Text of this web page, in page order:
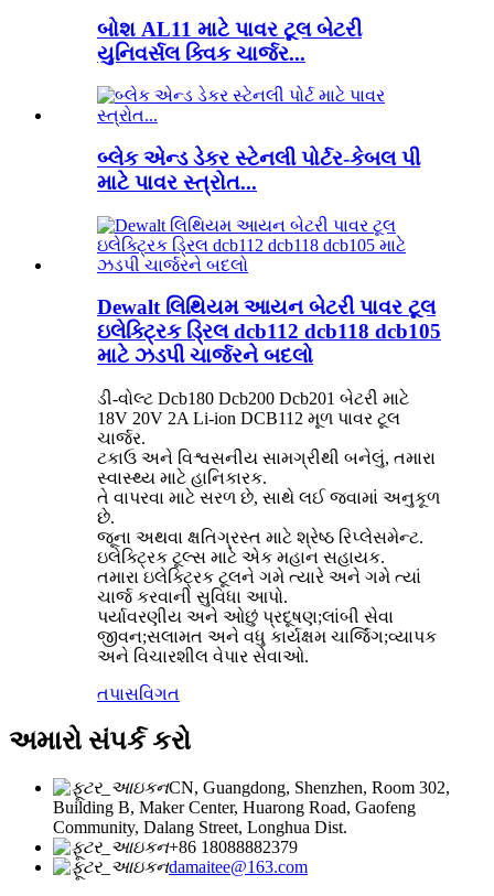
બોશ AL11 માટે પાવર ટૂલ બેટરી
યુનિવર્સલ ક્વિક ચાર્જર...
બ્લેક એન્ડ ડેકર સ્ટેનલી પોર્ટર-કેબલ પી
માટે પાવર સ્ત્રોત...
Dewalt લિથિયમ આયન બેટરી પાવર ટૂલ
ઇલેક્ટ્રિક ડ્રિલ dcb112 dcb118 dcb105
માટે ઝડપી ચાર્જરને બદલો
ડી-વોલ્ટ Dcb180 Dcb200 Dcb201 બેટરી માટે
18V 20V 2A Li-ion DCB112 મૂળ પાવર ટૂલ
ચાર્જર.
ટકાઉ અને વિશ્વસનીય સામગ્રીથી બનેલું, તમારા
સ્વાસ્થ્ય માટે હાનિકારક.
તે વાપરવા માટે સરળ છે, સાથે લઈ જવામાં અનુકૂળ
છે.
જૂના અથવા ક્ષતિગ્રસ્ત માટે શ્રેષ્ઠ રિપ્લેસમેન્ટ.
ઇલેક્ટ્રિક ટૂલ્સ માટે એક મહાન સહાયક.
તમારા ઇલેક્ટ્રિક ટૂલને ગમે ત્યારે અને ગમે ત્યાં
ચાર્જ કરવાની સુવિધા આપો.
પર્યાવરણીય અને ઓછું પ્રદૂષણ;લાંબી સેવા
જીવન;સલામત અને વધુ કાર્યક્ષમ ચાર્જિંગ;વ્યાપક
અને વિચારશીલ વેપાર સેવાઓ.
તપાસવિગત
અમારો સંપર્ક કરો
CN, Guangdong, Shenzhen, Room 302,
Building B, Maker Center, Huarong Road, Gaofeng
Community, Dalang Street, Longhua Dist.
+86 18088882379
damaitee@163.com